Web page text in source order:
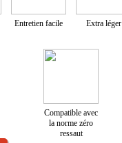
Entretien facile Extra léger
Compatible avec
la norme zéro
ressaut